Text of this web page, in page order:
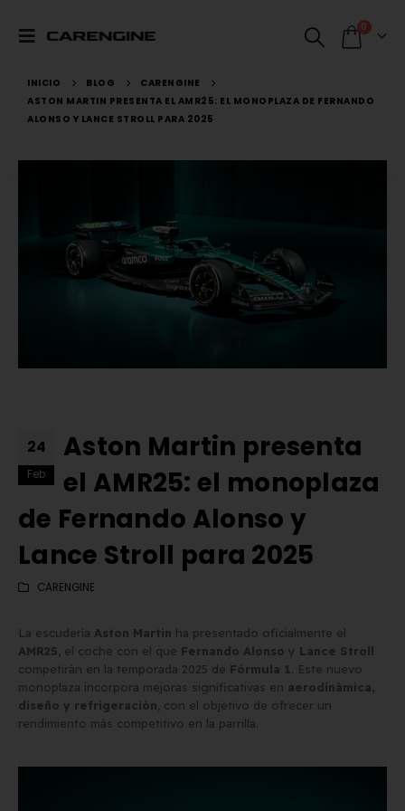
0
INICIO BLOG
CARENGINE
ASTON MARTIN PRESENTA EL AMR25: EL MONOPLAZA DE FERNANDO
ALONSO Y LANCE STROLL PARA 2025
24
Feb
Aston Martin presenta
el AMR25: el monoplaza
de Fernando Alonso y
Lance Stroll para 2025
CARENGINE
La escudería Aston Martin ha presentado oficialmente el
AMR25 , el coche con el que Fernando Alonso y Lance Stroll
competirán en la temporada 2025 de Fórmula 1 . Este nuevo
monoplaza incorpora mejoras significativas en aerodinámica,
diseño y refrigeración , con el objetivo de ofrecer un
rendimiento más competitivo en la parrilla.
Ciclomotor y Patinete:
proveedores vs. Instalar